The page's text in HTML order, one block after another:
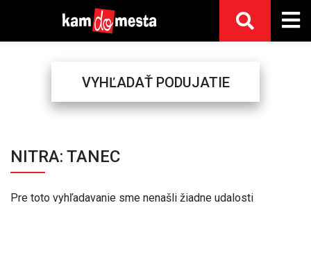
VYHĽADAŤ PODUJATIE
NITRA: TANEC
Pre toto vyhľadavanie sme nenašli žiadne udalosti